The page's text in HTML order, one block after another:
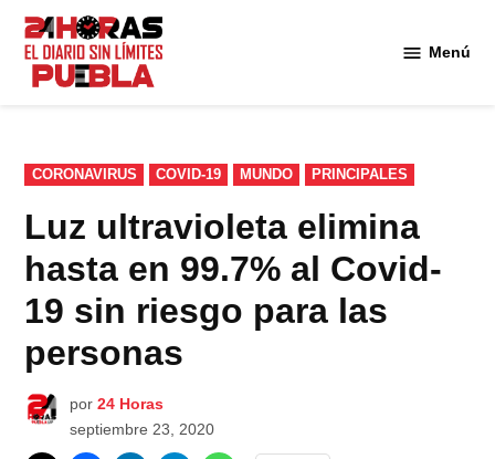
Saltar
contenido
Menú
PUBLICADO
EN
CORONAVIRUS COVID-19 MUNDO PRINCIPALES
Luz ultravioleta elimina
hasta en 99.7% al Covid-
19 sin riesgo para las
personas
por 24 Horas
septiembre 23, 2020